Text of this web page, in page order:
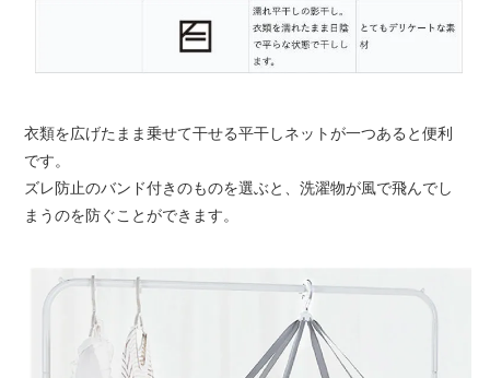
衣類を広げたまま乗せて干せる平干しネットが一つあると便利
です。
ズレ防止のバンド付きのものを選ぶと、洗濯物が風で飛んでし
まうのを防ぐことができます。